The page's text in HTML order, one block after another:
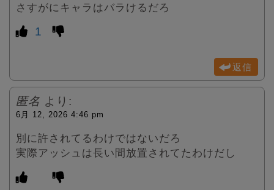
さすがにキャラはバラけるだろ
1
返信
匿名 より:
6月 12, 2026 4:46 pm
別に許されてるわけではないだろ
実際アッシュは長い間放置されてたわけだし